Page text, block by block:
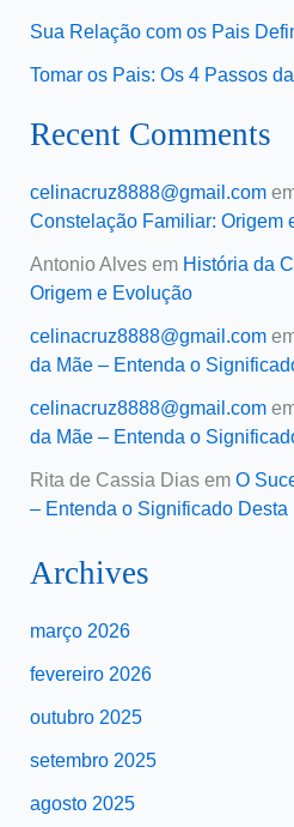
Sua Relação com os Pais
Tomar os Pais: Os 4 Passos
Recent Comments
celinacruz8888@gmail.com
Constelação Familiar: Origem
Antonio Alvesem História da
Origem e Evolução
celinacruz8888@gmail.com
da Mãe – Entenda o
celinacruz8888@gmail.com
da Mãe – Entenda o
Rita de Cassia Diasem O
– Entenda o Significado Desta
Archives
março 2026
fevereiro 2026
outubro 2025
setembro 2025
agosto 2025